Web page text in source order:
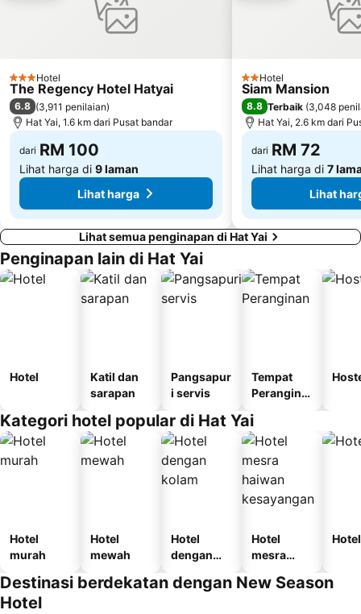
3 Bintang
Hotel
The Regency Hotel Hatyai
6.8 (3,911 penilaian)
Hat Yai, 1.6 km dari Pusat bandar
dari RM 100
Lihat harga di 9 laman
Lihat harga
2 Bintang
Hotel
Siam Mansion
8.8 Terbaik (3,048
Hat Yai, 2.6 km dari
dari RM 72
Lihat harga di 7
Lihat
Lihat semua penginapan di Hat Yai
Penginapan lain di Hat Yai
Hotel
Katil dan
sarapan
Pangsapur
i servis
Tempat
Perangina
Kategori hotel popular di Hat Yai
Hotel
murah
Hotel
mewah
Hotel
dengan
Hotel
mesra
kesayanga
Destinasi berdekatan dengan New Season
Hotel